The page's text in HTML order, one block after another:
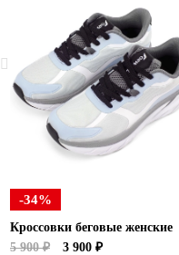
-34%
Кроссовки беговые женские
5 900 ₽
3 900 ₽